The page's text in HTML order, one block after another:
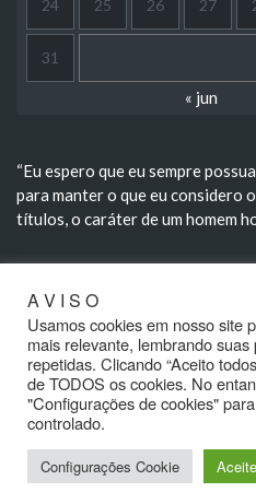
24 25 26 27
31
« jun
“Eu espero que eu sempre
para manter o que eu considero
títulos, o caráter de um homem
“A morte não extingue,
divorcia, aproxima.” (Rui
2020 - Café Político - Direitos
A V I S O
Usamos cookies em nosso site
mais relevante, lembrando
repetidas. Clicando “Aceito
de TODOS os cookies. No
"Configurações de cookies"
controlado.
Configurações Cookie